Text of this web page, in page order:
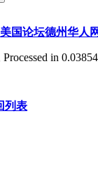
美国论坛德州华人
Processed in
列表